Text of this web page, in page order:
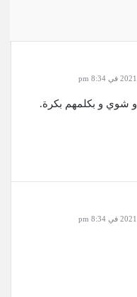
انا نزلت لي ٩٠٠ و شوي و باقي ٤٠٠ و شوي و بكلمهم بكرة.